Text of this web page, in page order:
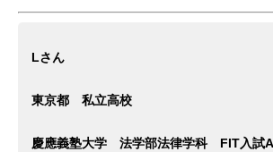
Lさん
東京都 私立高校
慶應義塾大学 法学部法律学科 FIT入試